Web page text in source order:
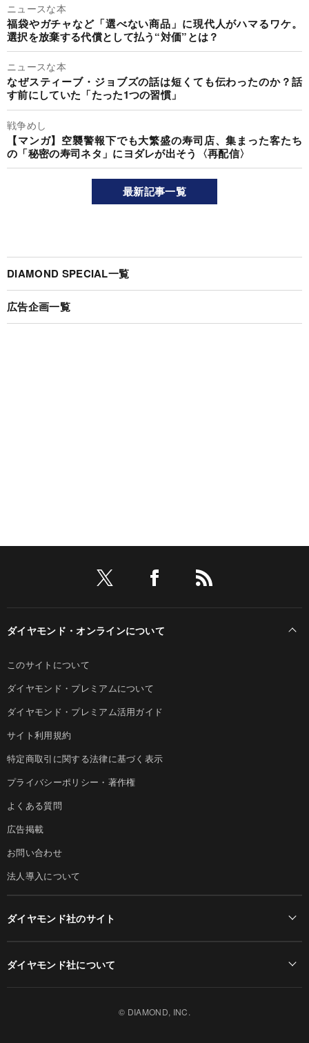
ニュースな本
福袋やガチャなど「選べない商品」に現代人がハマるワケ。
選択を放棄する代償として払う“対価”とは？
ニュースな本
なぜスティーブ・ジョブズの話は短くても伝わったのか？話
す前にしていた「たった1つの習慣」
戦争めし
【マンガ】空襲警報下でも大繁盛の寿司店、集まった客たち
の「秘密の寿司ネタ」にヨダレが出そう〈再配信〉
最新記事一覧
DIAMOND SPECIAL一覧
広告企画一覧
ダイヤモンド・オンラインについて
このサイトについて
ダイヤモンド・プレミアムについて
ダイヤモンド・プレミアム活用ガイド
サイト利用規約
特定商取引に関する法律に基づく表示
プライバシーポリシー・著作権
よくある質問
広告掲載
お問い合わせ
法人導入について
ダイヤモンド社のサイト
ダイヤモンド社について
© DIAMOND, INC.